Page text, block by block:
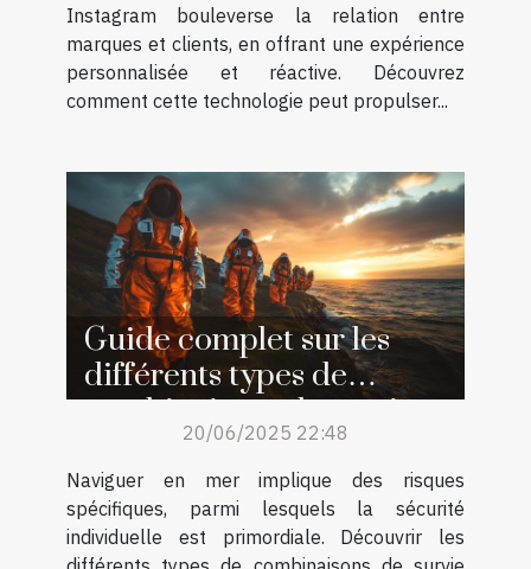
Instagram bouleverse la relation entre
marques et clients, en offrant une expérience
personnalisée et réactive. Découvrez
comment cette technologie peut propulser...
Guide complet sur les
différents types de
combinaisons de survie
maritimes20/06/2025 22:48
Naviguer en mer implique des risques
spécifiques, parmi lesquels la sécurité
individuelle est primordiale. Découvrir les